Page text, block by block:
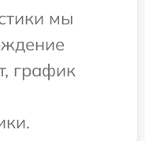
мы
график